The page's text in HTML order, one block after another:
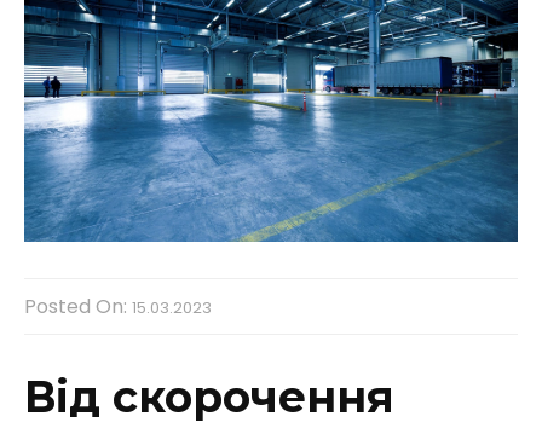
Posted On: 15.03.2023
Від скорочення